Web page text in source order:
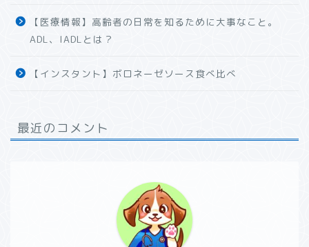
【医療情報】高齢者の日常を知るために大事なこと。
ADL、IADLとは？
【インスタント】ボロネーゼソース食べ比べ
最近のコメント